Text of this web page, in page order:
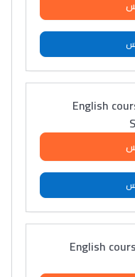
English
English